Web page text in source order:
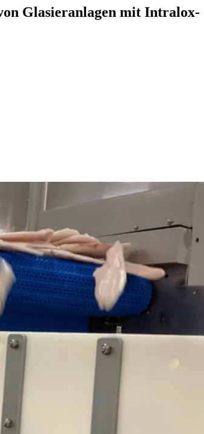
Glasieranlagen mit Intralox-